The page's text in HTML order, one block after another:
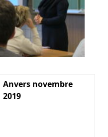
Anvers novembre
2019